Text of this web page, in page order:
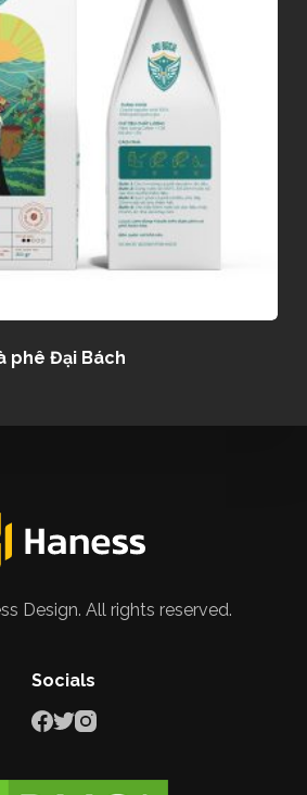
phê Đại Bách
Design. All rights reserved.
Socials